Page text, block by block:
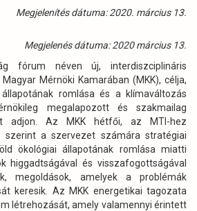
Megjelenítés dátuma: 2020. március 13.
Megjelenés dátuma: 2020 március 13.
fórum néven új, interdiszciplináris
Mérnöki Kamarában (MKK), célja,
romlása és a klímaváltozás
megalapozott és szakmailag
adjon. Az MKK hétfői, az MTI-hez
szerint a szervezet számára stratégiai
ökológiai állapotának romlása miatti
higgadtságával és visszafogottságával
megoldások, amelyek a problémák
keresik. Az MKK energetikai tagozata
létrehozását, amely valamennyi érintett